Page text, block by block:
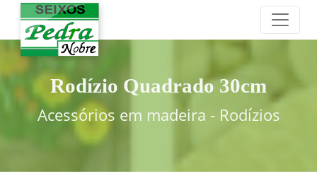
Rodízio Quadrado 30cm
Acessórios em madeira - Rodízios